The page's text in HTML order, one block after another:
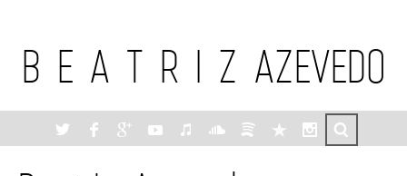
B E A T R I Z AZEVEDO